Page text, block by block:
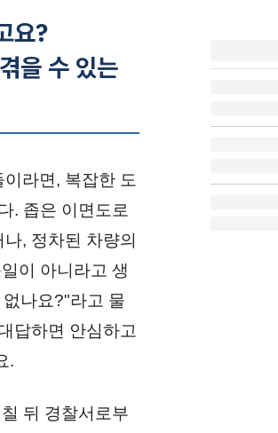
요?
을 수 있는
라면, 복잡한 도
. 좁은 이면도로
, 정차된 차량의
이 아니라고 생
나요?"라고 물
답하면 안심하고
.
뒤 경찰서로부